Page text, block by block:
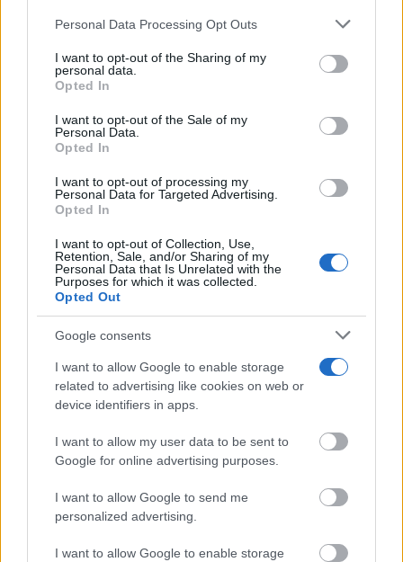
rechazar tal procesamiento. Puede cambiar sus preferencias
a este sitio y haciendo clic en el botón "Privacidad" en la
parte inferior de la página web.
Please note that this website/app uses one or more Google
services and may gather and store information including but
not limited to your visit or usage behaviour. You may click to
use your data for below specified purposes in below Google
consent section.
Personal Data Processing Opt Outs
I want to opt-out of the Sharing of my
personal data.
Opted In
I want to opt-out of the Sale of my
Personal Data.
Opted In
I want to opt-out of processing my
Personal Data for Targeted Advertising.
Opted In
I want to opt-out of Collection, Use,
Retention, Sale, and/or Sharing of my
Personal Data that Is Unrelated with the
Purposes for which it was collected.
Opted Out
Google consents
I want to allow Google to enable storage
related to advertising like cookies on web or
device identifiers in apps.
I want to allow my user data to be sent to
Google for online advertising purposes.
I want to allow Google to send me
personalized advertising.
I want to allow Google to enable storage
TE RECOMENDAMOS